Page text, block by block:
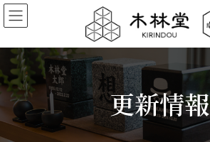
コ
ン
テ
ン
ツ
へ
ス
キ
ナ
ビ
ゲ
ー
シ
ョ
ン
に
更新情報